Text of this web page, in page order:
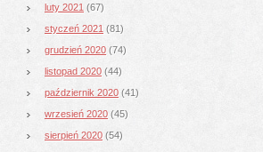
luty 2021 (67)
styczeń 2021 (81)
grudzień 2020 (74)
listopad 2020 (44)
październik 2020 (41)
wrzesień 2020 (45)
sierpień 2020 (54)